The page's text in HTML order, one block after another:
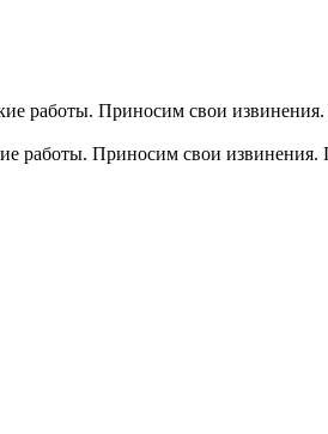
работы. Приносим свои
работы. Приносим свои